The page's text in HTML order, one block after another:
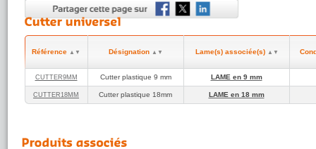
Anonyme
5/5
(réf:CUTTER18MM)
Référence ▲▼ Désignation ▲▼ Lame(s) associée(s) ▲▼
CUTTER9MM Cutter plastique 9 mm LAME en 9 mm
CUTTER18MM Cutter plastique 18mm LAME en 18 mm